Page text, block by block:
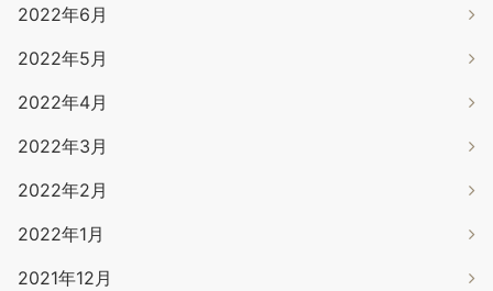
2022年6月
2022年5月
2022年4月
2022年3月
2022年2月
2022年1月
2021年12月